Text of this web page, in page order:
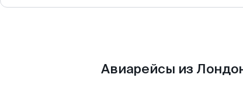
Авиарейсы из